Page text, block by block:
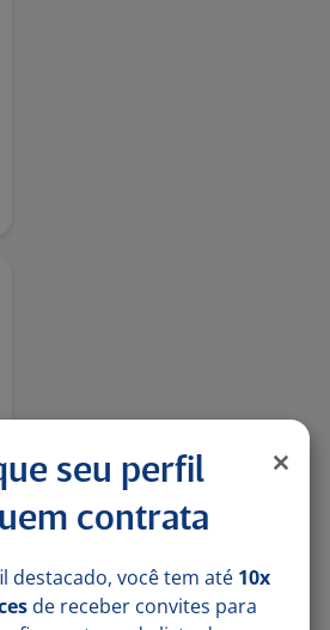
seu perfil
contrata
destacado, você tem até 10x
de receber convites para